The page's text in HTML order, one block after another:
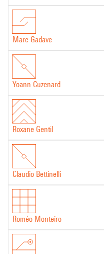
Marc Gadave
Yoann Cuzenard
Roxane Gentil
Claudio Bettinelli
Roméo Monteiro